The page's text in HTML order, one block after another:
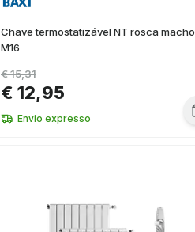
Chave termostatizável NT rosca macho
M16
€ 12,95
€ 15,31
Envio expresso